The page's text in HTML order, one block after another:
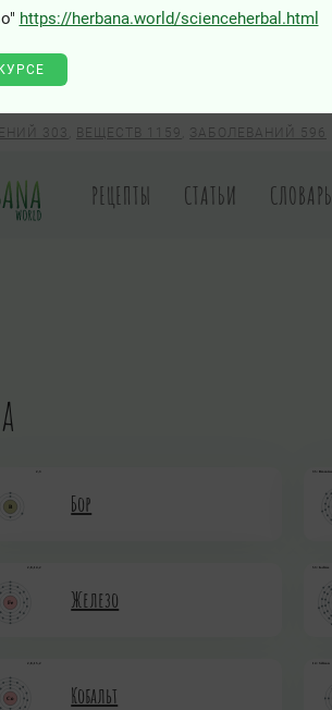
https://herbana.world/scienceherbal.html
303 ВЕЩЕСТВ 1159 ЗАБОЛЕВАНИЙ 596
РЕЦЕПТЫ СТАТЬИ СЛОВАРЬ
Бор
Железо
Кобальт